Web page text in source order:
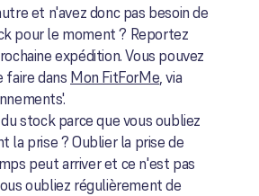
et n'avez donc pas besoin de
pour le moment ? Reportez
expédition. Vous pouvez
faire dans Mon FitForMe, via
stock parce que vous oubliez
la prise ? Oublier la prise de
peut arriver et ce n'est pas
oubliez régulièrement de